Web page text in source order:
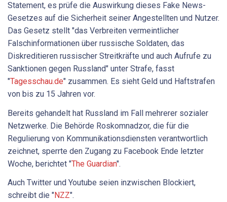
Statement, es prüfe die Auswirkung dieses Fake News-
Gesetzes auf die Sicherheit seiner Angestellten und Nutzer.
Das Gesetz stellt "das Verbreiten vermeintlicher
Falschinformationen über russische Soldaten, das
Diskreditieren russischer Streitkräfte und auch Aufrufe zu
Sanktionen gegen Russland" unter Strafe, fasst
"Tagesschau.de" zusammen. Es sieht Geld und Haftstrafen
von bis zu 15 Jahren vor.
Bereits gehandelt hat Russland im Fall mehrerer sozialer
Netzwerke. Die Behörde Roskomnadzor, die für die
Regulierung von Kommunikationsdiensten verantwortlich
zeichnet, sperrte den Zugang zu Facebook Ende letzter
Woche, berichtet "The Guardian".
Auch Twitter und Youtube seien inzwischen Blockiert,
schreibt die "NZZ".